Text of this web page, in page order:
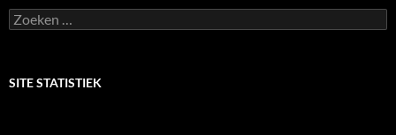
Zoeken
naar:
SITE STATISTIEK